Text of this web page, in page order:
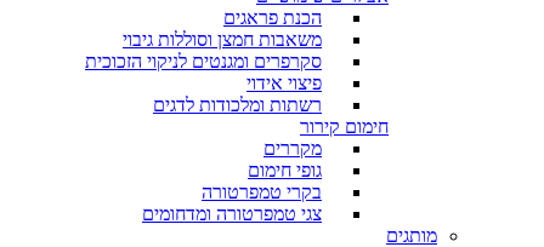
הכנת פראגים
משאבות חמצן וסוללות גיבוי
סקרפרים ומגנטים לניקוי הזכוכית
פיצוי אידוי
רשתות ומלכודות לדגים
חימום קירור
מקררים
גופי חימום
בקרי טמפרטורה
צגי טמפרטורה ומדחומים
מותגים